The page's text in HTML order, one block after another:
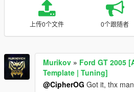
上传0个文件 0个跟随者
Murikov » Ford GT 2005
Template | Tuning]
@CipherOG Got it, thx